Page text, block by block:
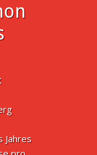
Jahres